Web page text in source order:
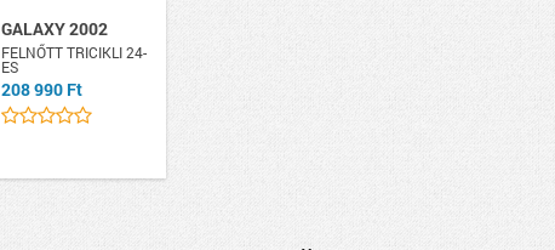
GALAXY 2002
FELNŐTT TRICIKLI 24-
ES
208 990 Ft